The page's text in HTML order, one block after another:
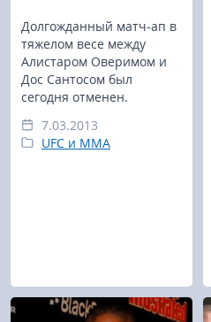
Долгожданный матч-ап в
тяжелом весе между
Алистаром Оверимом и
Дос Сантосом был
сегодня отменен.
7.03.2013
UFC и MMA